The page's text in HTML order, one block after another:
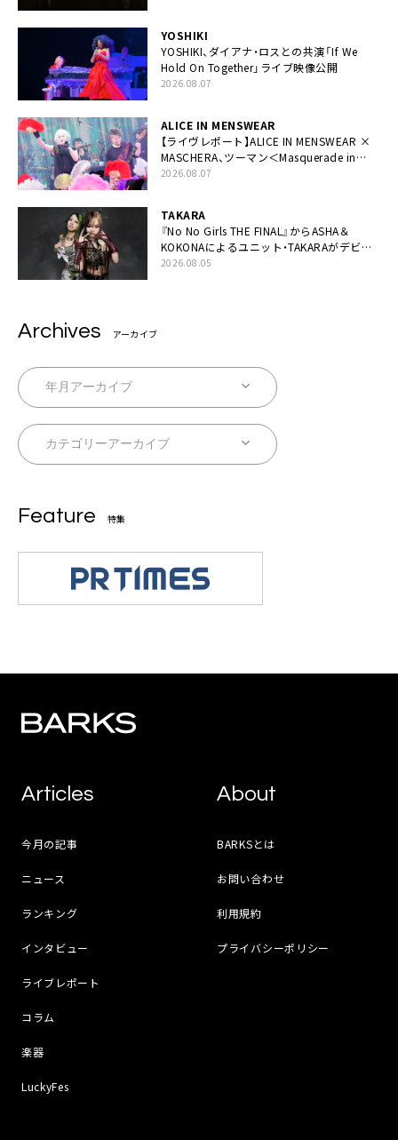
YOSHIKI
YOSHIKI、ダイアナ・ロスとの共演「If We
Hold On Together」ライブ映像公開
2026.08.07
ALICE IN MENSWEAR
【ライヴレポート】ALICE IN MENSWEAR ×
MASCHERA、ツーマン＜Masquerade in
Wonderland＞に一夜限り豪華共演と14年
2026.08.07
TAKARA
『No No Girls THE FINAL』からASHA＆
KOKONAによるユニット・TAKARAがデビュ
ー
2026.08.05
Archives アーカイブ
Feature 特集
Articles
今月の記事
ニュース
ランキング
インタビュー
ライブレポート
コラム
楽器
LuckyFes
About
BARKSとは
お問い合わせ
利用規約
プライバシーポリシー